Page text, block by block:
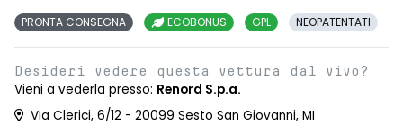
PRONTA CONSEGNA ECOBONUS GPL NEOPATENTATI
Desideri vedere questa vettura dal vivo?
Vieni a vederla presso: Renord S.p.a.
Via Clerici, 6/12 - 20099 Sesto San Giovanni, MI